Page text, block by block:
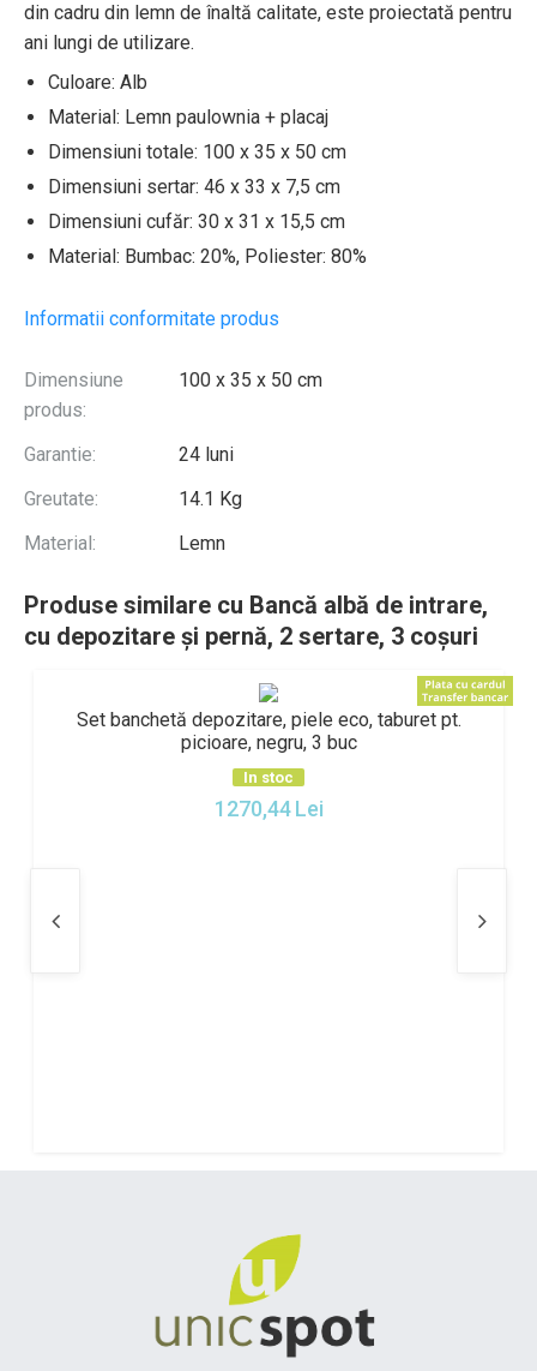
din cadru din lemn de înaltă calitate, este proiectată pentru
ani lungi de utilizare.
Culoare: Alb
Material: Lemn paulownia + placaj
Dimensiuni totale: 100 x 35 x 50 cm
Dimensiuni sertar: 46 x 33 x 7,5 cm
Dimensiuni cufăr: 30 x 31 x 15,5 cm
Material: Bumbac: 20%, Poliester: 80%
Informatii conformitate produs
Dimensiune
produs:
100 x 35 x 50 cm
Garantie:
24 luni
Greutate:
14.1 Kg
Material:
Lemn
Produse similare cu Bancă albă de intrare,
cu depozitare și pernă, 2 sertare, 3 coșuri
Set banchetă depozitare, piele eco, taburet pt.
picioare, negru, 3 buc
In stoc
1270,44 Lei